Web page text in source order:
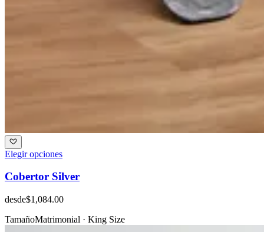
Elegir opciones
Cobertor Silver
desde$1,084.00
TamañoMatrimonial · King Size